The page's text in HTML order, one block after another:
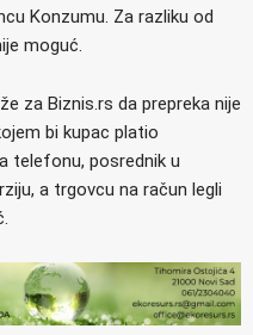
Konzumu. Za razliku od
moguć.
za Biznis.rs da prepreka nije
bi kupac platio
telefonu, posrednik u
a trgovcu na račun legli